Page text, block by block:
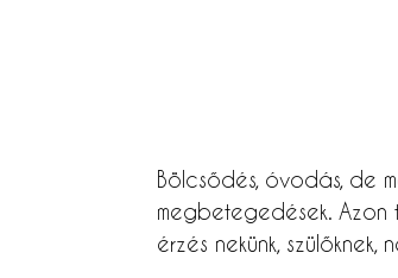
Bölcsődés, óvodás, de
megbetegedések. Azon
érzés nekünk, szülőknek,